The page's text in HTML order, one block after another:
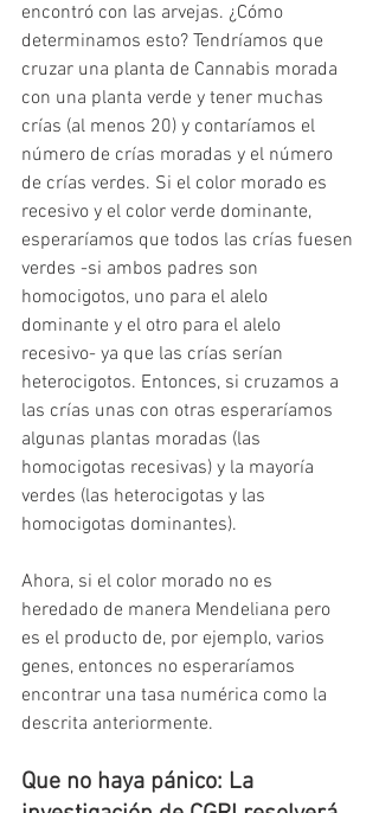
encontró con las arvejas. ¿Cómo
determinamos esto? Tendríamos que
cruzar una planta de Cannabis morada
con una planta verde y tener muchas
crías (al menos 20) y contaríamos el
número de crías moradas y el número
de crías verdes. Si el color morado es
recesivo y el color verde dominante,
esperaríamos que todos las crías fuesen
verdes -si ambos padres son
homocigotos, uno para el alelo
dominante y el otro para el alelo
recesivo- ya que las crías serían
heterocigotos. Entonces, si cruzamos a
las crías unas con otras esperaríamos
algunas plantas moradas (las
homocigotas recesivas) y la mayoría
verdes (las heterocigotas y las
homocigotas dominantes).
Ahora, si el color morado no es
heredado de manera Mendeliana pero
es el producto de, por ejemplo, varios
genes, entonces no esperaríamos
encontrar una tasa numérica como la
descrita anteriormente.
Que no haya pánico: La